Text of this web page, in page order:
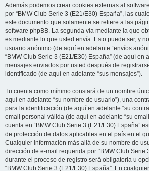
Además podemos crear cookies externas al
por “BMW Club Serie 3 (E21/E30) España”, las
este documento que solamente se refiere a las
software phpBB. La segunda vía mediante la que
es mediante lo que usted envía. Esto puede ser, y
usuario anónimo (de aquí en adelante “envíos
“BMW Club Serie 3 (E21/E30) España” (de aquí en
mensajes enviados por usted después de
identificado (de aquí en adelante “sus mensajes”).
Tu cuenta como mínimo constará de un nombre
aquí en adelante “su nombre de usuario”), una
para la identificación (de aquí en adelante “su
email personal válida (de aquí en adelante “su
cuenta en “BMW Club Serie 3 (E21/E30) España”
de protección de datos aplicables en el país en el
Cualquier información más allá de su nombre de
dirección de e-mail requerida por “BMW Club Serie
durante el proceso de registro será obligatoria u
“BMW Club Serie 3 (E21/E30) España”. En